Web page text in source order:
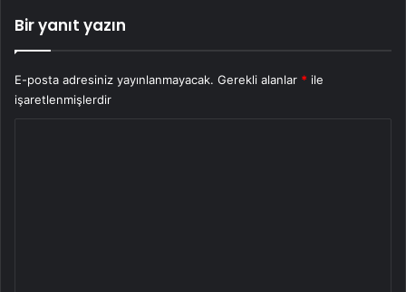
Bir yanıt yazın
E-posta adresiniz yayınlanmayacak. Gerekli alanlar * ile
işaretlenmişlerdir